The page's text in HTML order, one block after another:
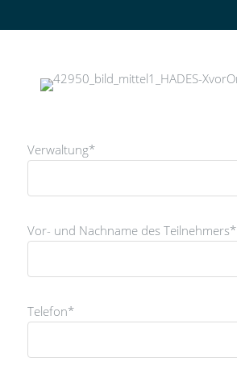
Verwaltung*
Vor- und Nachname des Teilnehmers*
Telefon*